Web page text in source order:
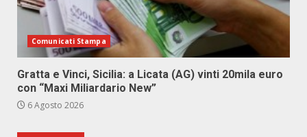
Comunicati Stampa
Gratta e Vinci, Sicilia: a Licata (AG) vinti 20mila euro
con “Maxi Miliardario New”
6 Agosto 2026